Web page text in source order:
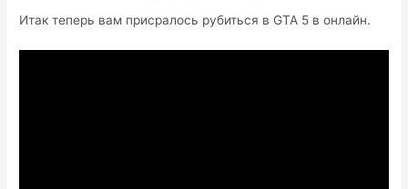
Итак теперь вам присралось рубиться в GTA 5 в онлайн.